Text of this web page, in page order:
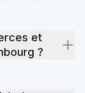
l'état du bien et
découvrir
nos agents
et
?